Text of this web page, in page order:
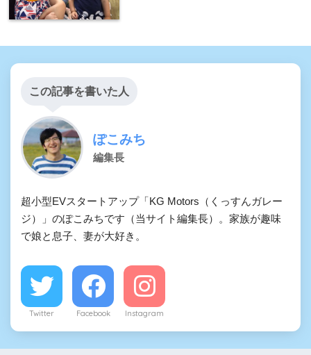
この記事を書いた人
ぽこみち
編集長
超小型EVスタートアップ「KG Motors（くっすんガレー
ジ）」のぽこみちです（当サイト編集長）。家族が趣味
で娘と息子、妻が大好き。
Twitter Facebook Instagram